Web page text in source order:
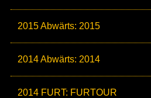
2015 Abwärts: 2015
2014 Abwärts: 2014
2014 FURT: FURTOUR